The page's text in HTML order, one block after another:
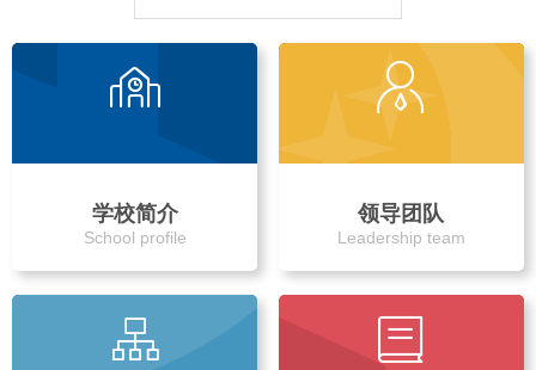
学校简介
School profile
领导团队
Leadership team